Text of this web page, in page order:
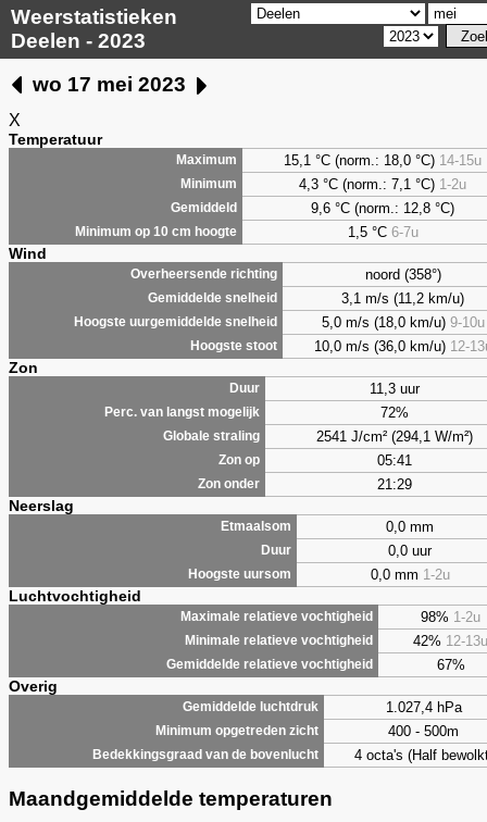
Weerstatistieken
Deelen - 2023
wo 17 mei 2023
X
Temperatuur
Maximum 15,1 °C (norm.: 18,0 °C) 14-15u
Minimum 4,3 °C (norm.: 7,1 °C) 1-2u
Gemiddeld 9,6 °C (norm.: 12,8 °C)
Minimum op 10 cm hoogte 1,5°C 6-7u
Wind
Overheersende richting noord (358°)
Gemiddelde snelheid 3,1 m/s (11,2 km/u)
Hoogste uurgemiddelde snelheid 5,0 m/s (18,0 km/u) 9-10u
Hoogste stoot 10,0 m/s (36,0 km/u) 12-
Zon
Duur 11,3 uur
Perc. van langst mogelijk 72%
Globale straling 2541 J/cm² (294,1 W/m²)
Zon op 05:41
Zon onder 21:29
Neerslag
Etmaalsom 0,0 mm
Duur 0,0 uur
Hoogste uursom 0,0 mm 1-2u
Luchtvochtigheid
Maximale relatieve vochtigheid 98% 1-2u
Minimale relatieve vochtigheid 42% 12-13u
Gemiddelde relatieve vochtigheid 67%
Overig
Gemiddelde luchtdruk 1.027,4 hPa
Minimum opgetreden zicht 400 - 500m
Bedekkingsgraad van de bovenlucht 4 octa's (Half
Maandgemiddelde temperaturen